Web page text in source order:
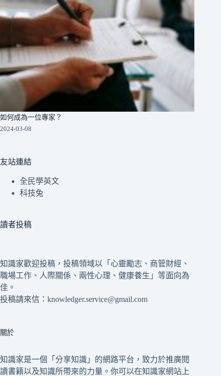
如何成為一位專家？
2024-03-08
友站連結
全民學英文
科技兔
讀者投稿
知識家歡迎投稿，投稿領域以「心靈勵志、商管財經、
職場工作、人際關係、兩性心理、健康養生」等面向為
佳。
投稿請來信：knowledger.service@gmail.com
關於
知識家是一個「分享知識」的網路平台，致力於推廣閱
讀書籍以及知識所帶來的力量。你可以在知識家網站上